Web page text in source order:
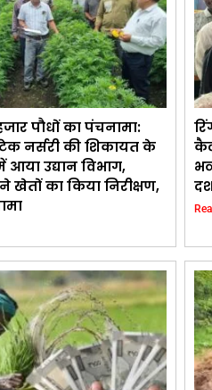
पौधों का पंचनामा:
नर्सरी की शिकायत के
उद्यान विभाग,
खेतों का किया निरीक्षण,